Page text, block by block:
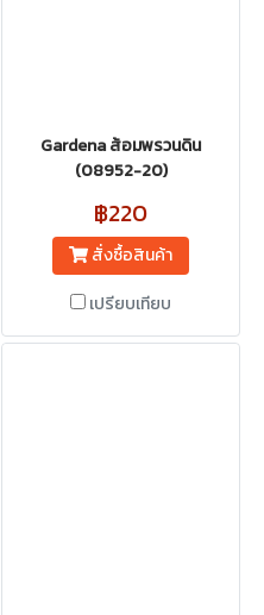
Gardena ส้อมพรวนดิน
(08952-20)
฿220
สั่งซื้อสินค้า
เปรียบเทียบ